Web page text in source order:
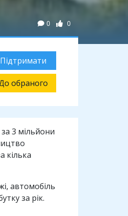
0 0
Підтримати
обраного
3 мільйони
кілька
автомобіль
за рік.